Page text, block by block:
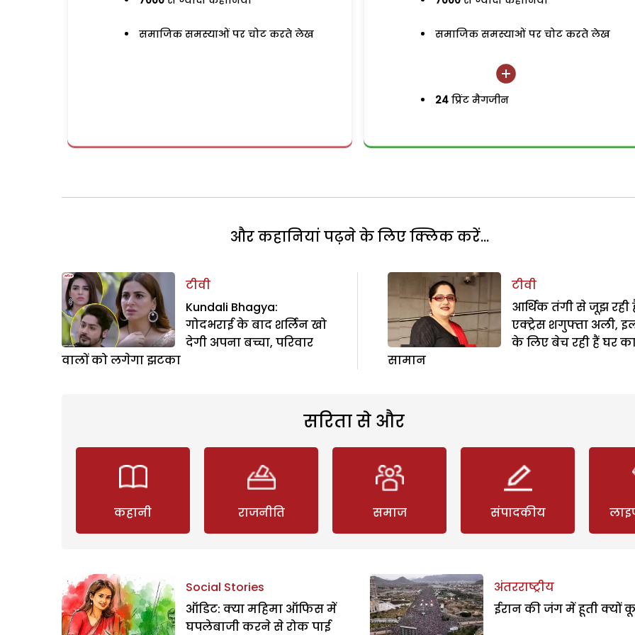
समाजिक समस्याओं पर चोट करते लेख समाजिक समस्याओं पर चोट करते लेख
24 प्रिंट मैगजीन
और कहानियां पढ़ने के लिए क्लिक करें...
टीवी
Kundali Bhagya:
गोदभराई के बाद शर्लिन खो
देगी अपना बच्चा, परिवार
वालों को लगेगा झटका
टीवी
आर्थिक तंगी से जूझ रही
एक्ट्रेस शगुफ्ता अली,
के लिए बेच रही हैं घर
सामान
सरिता से और
कहानी राजनीति समाज संपादकीय
Social Stories
ऑडिट: क्या महिमा ऑफिस में
घपलेबाजी करने से रोक पाई
अंतरराष्ट्रीय
ईरान की जंग में हूती क्यों